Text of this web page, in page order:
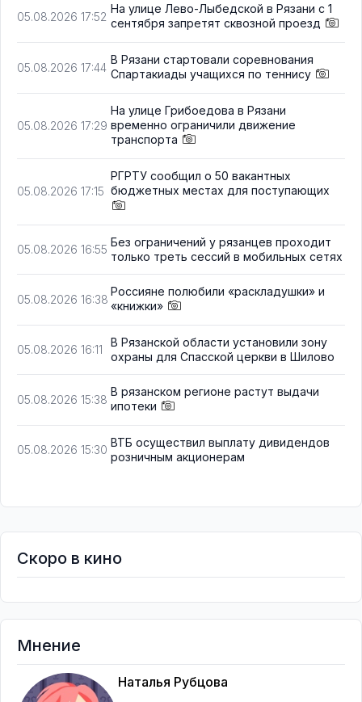
05.08.2026 17:52
На улице Лево-Лыбедской в Рязани с 1
сентября запретят сквозной проезд
05.08.2026 17:44
В Рязани стартовали соревнования
Спартакиады учащихся по теннису
05.08.2026 17:29
На улице Грибоедова в Рязани
временно ограничили движение
транспорта
05.08.2026 17:15
РГРТУ сообщил о 50 вакантных
бюджетных местах для поступающих
05.08.2026 16:55
Без ограничений у рязанцев проходит
только треть сессий в мобильных сетях
05.08.2026 16:38
Россияне полюбили «раскладушки» и
«книжки»
05.08.2026 16:11
В Рязанской области установили зону
охраны для Спасской церкви в Шилово
05.08.2026 15:38
В рязанском регионе растут выдачи
ипотеки
05.08.2026 15:30
ВТБ осуществил выплату дивидендов
розничным акционерам
Скоро в кино
Мнение
Наталья Рубцова